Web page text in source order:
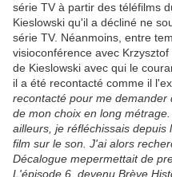
série TV à partir des téléfilms
Kieslowski qu'il a décliné ne
série TV. Néanmoins, entre
visioconférence avec
de Kieslowski avec qui le
il a été recontacté comme il
recontacté pour me
de mon choix en long
ailleurs, je réfléchissais
film sur le son. J'ai alors
Décalogue mepermettait de
L'épisode 6, devenu Brève